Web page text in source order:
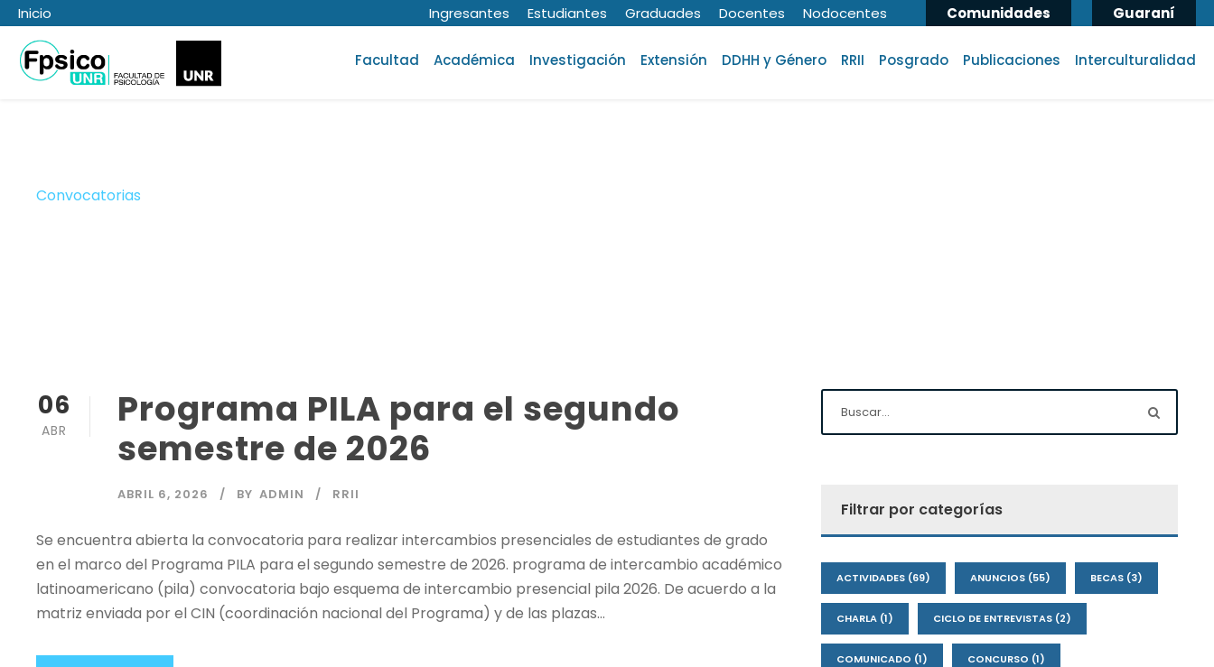
Inicio Ingresantes Estudiantes Graduades Docentes Nodocentes Comunidades Guaraní
Facultad Académica Investigación Extensión DDHH y Género RRII Posgrado Publicaciones Interculturalidad
Convocatorias
06
ABR
Programa PILA para el segundo
semestre de 2026
ABRIL 6, 2026 BY ADMIN RRII
Se encuentra abierta la convocatoria para realizar intercambios presenciales de estudiantes de grado
en el marco del Programa PILA para el segundo semestre de 2026. programa de intercambio académico
latinoamericano (pila) convocatoria bajo esquema de intercambio presencial pila 2026. De acuerdo a la
matriz enviada por el CIN (coordinación nacional del Programa) y de las plazas...
Filtrar por categorías
ACTIVIDADES (69) ANUNCIOS (55) BECAS (3)
CHARLA (1) CICLO DE ENTREVISTAS (2)
COMUNICADO (1) CONCURSO (1)